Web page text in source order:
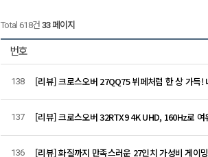
Total 618건 33 페이지
번호
138 [리뷰] 크로스오버 27QQ75 뷔페처럼 한 상 가득!
137 [리뷰] 크로스오버 32RTX9 4K UHD, 160Hz로
136 [리뷰] 화질까지 만족스러운 27인치 가성비 게이